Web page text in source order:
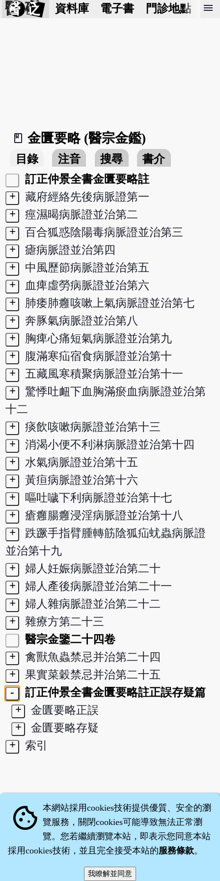
醫 砭 資料庫 電子書 門診地點 預
menu
book_2
金匱要略 (醫宗金鑑)
目錄 注音 搜尋
書介
訂正仲景全書金匱要略註
+
藏府經絡先後病脈證第一
+
痙濕暍病脈證並治第二
+
百合狐惑陰陽毒病脈證並治第三
+
瘧病脈證並治第四
+
中風歷節病脈證並治第五
+
血痺虛勞病脈證並治第六
+
肺痿肺癰咳嗽上氣病脈證並治第七
+
奔豚氣病脈證並治第八
+
胸痺心痛短氣病脈證並治第九
+
腹滿寒疝宿食病脈證並治第十
+
五藏風寒積聚病脈證並治第十一
+
驚悸吐衄下血胸滿瘀血病脈證並治第
十二
+
痰飲咳嗽病脈證並治第十三
+
消渴小便不利淋病脈證並治第十四
+
水氣病脈證並治第十五
+
黃疸病脈證並治第十六
+
嘔吐噦下利病脈證並治第十七
+
瘡癰腸癰浸淫病脈證並治第十八
+
跌蹶手指臂腫轉筋陰狐疝蚘蟲病脈證
並治第十九
+
婦人妊娠病脈證並治第二十
+
婦人產後病脈證並治第二十一
+
婦人雜病脈證並治第二十二
+
雜療方第二十三
醫宗金鑒二十四卷
+
禽獸魚蟲禁忌并治第二十四
+
果實菜穀禁忌并治第二十五
-
訂正仲景全書金匱要略註正誤存疑篇
+
金匱要略正誤
+
金匱要略存疑
+
索引
‧沈藥子©2008～2026
cookie 本網站採用cookies技術提供優質、安全的瀏
覽服務，關閉cookies可能導致無法正常瀏
覽。您若繼續瀏覽本站，即表示您同意本站
採用cookies技術，並且完全接受本站的服務條款。